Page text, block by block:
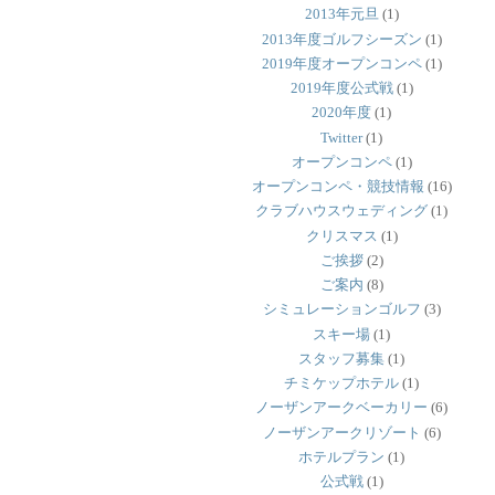
2013年元旦 (1)
2013年度ゴルフシーズン (1)
2019年度オープンコンペ (1)
2019年度公式戦 (1)
2020年度 (1)
Twitter (1)
オープンコンペ (1)
オープンコンペ・競技情報 (16)
クラブハウスウェディング (1)
クリスマス (1)
ご挨拶 (2)
ご案内 (8)
シミュレーションゴルフ (3)
スキー場 (1)
スタッフ募集 (1)
チミケップホテル (1)
ノーザンアークベーカリー (6)
ノーザンアークリゾート (6)
ホテルプラン (1)
公式戦 (1)